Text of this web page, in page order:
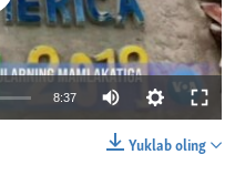
8:37
Yuklab oling